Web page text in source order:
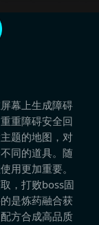
幕上生成障碍
重障碍安全回
题的地图，对
同的道具。随
用更加重要。
，打败boss固
是炼药融合获
方合成高品质